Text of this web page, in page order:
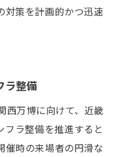
対策を計画的かつ迅速
ラ整備
西万博に向けて、近畿
ラ整備を推進すると
催時の来場者の円滑な